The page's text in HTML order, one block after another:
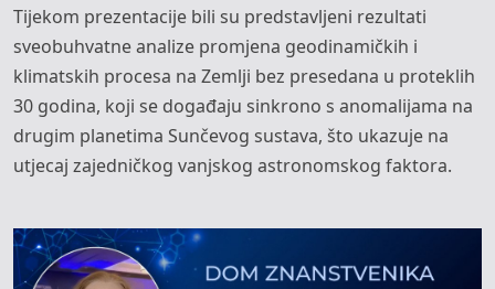
Tijekom prezentacije bili su predstavljeni rezultati
sveobuhvatne analize promjena geodinamičkih i
klimatskih procesa na Zemlji bez presedana u proteklih
30 godina, koji se događaju sinkrono s anomalijama na
drugim planetima Sunčevog sustava, što ukazuje na
utjecaj zajedničkog vanjskog astronomskog faktora.